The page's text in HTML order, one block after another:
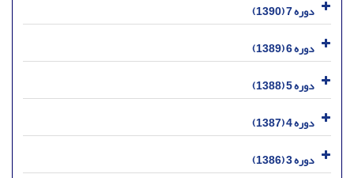
دوره 7 (1390)
دوره 6 (1389)
دوره 5 (1388)
دوره 4 (1387)
دوره 3 (1386)